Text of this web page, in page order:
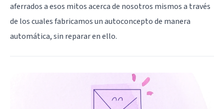
aferrados a esos mitos acerca de nosotros mismos a través
de los cuales fabricamos un autoconcepto de manera
automática, sin reparar en ello.